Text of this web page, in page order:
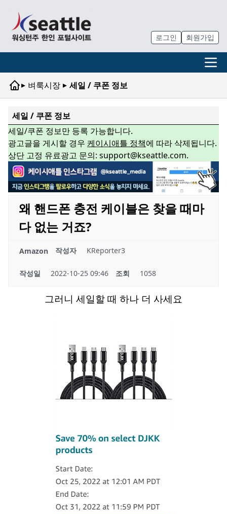
로그인 회원가입
▸ 벼룩시장 ▸ 세일 / 쿠폰 정보
세일 / 쿠폰 정보
세일/쿠폰 정보만 등록 가능합니다.
광고글을 게시할 경우 케이시애틀 정책에 따라 삭제됩니다.
상단 고정 유료광고 문의: support@kseattle.com.
왜 핸드폰 충전 케이블은 찾을 때마
다 없는 거죠?
Amazon 작성자 KReporter3
작성일 2022-10-25 09:46 조회 1058
그러니 세일할 때 하나 더 사세요